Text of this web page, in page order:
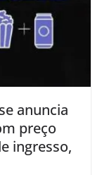
anuncia
preço
ingresso,